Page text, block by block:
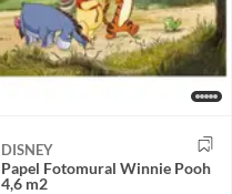
DISNEY
Papel Fotomural Winnie Pooh
4,6 m2